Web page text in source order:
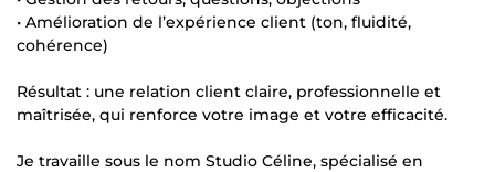
• Amélioration de l’expérience client (ton, fluidité,
cohérence)
Résultat : une relation client claire, professionnelle et
maîtrisée, qui renforce votre image et votre efficacité.
Je travaille sous le nom Studio Céline, spécialisé en